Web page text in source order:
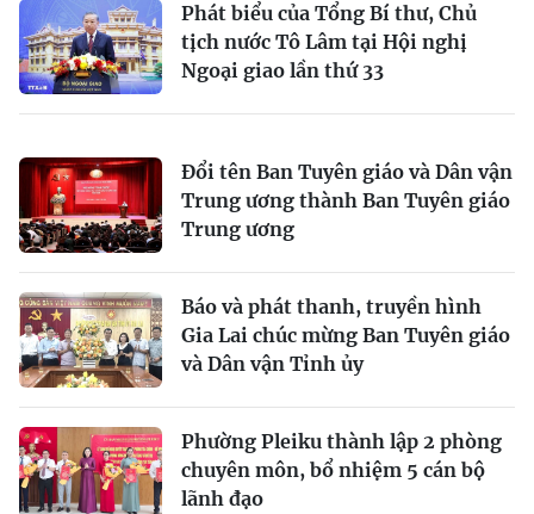
Phát biểu của Tổng Bí thư, Chủ
tịch nước Tô Lâm tại Hội nghị
Ngoại giao lần thứ 33
Đổi tên Ban Tuyên giáo và Dân vận
Trung ương thành Ban Tuyên giáo
Trung ương
Báo và phát thanh, truyền hình
Gia Lai chúc mừng Ban Tuyên giáo
và Dân vận Tỉnh ủy
Phường Pleiku thành lập 2 phòng
chuyên môn, bổ nhiệm 5 cán bộ
lãnh đạo